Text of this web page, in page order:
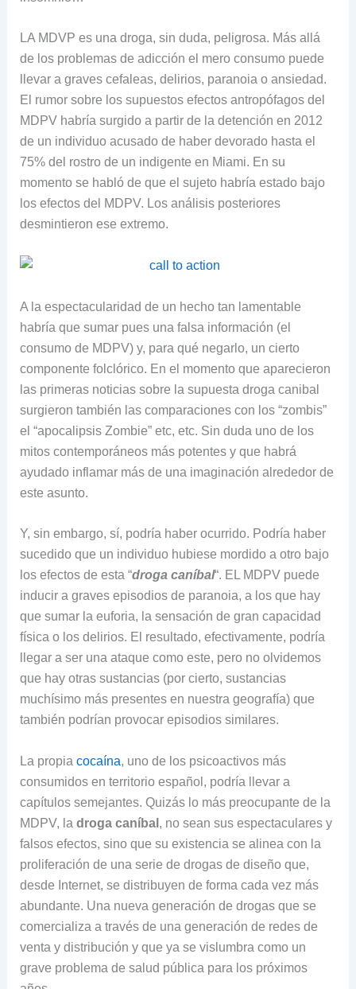
LA MDVP es una droga, sin duda, peligrosa. Más allá
de los problemas de adicción el mero consumo puede
llevar a graves cefaleas, delirios, paranoia o ansiedad.
El rumor sobre los supuestos efectos antropófagos del
MDPV habría surgido a partir de la detención en 2012
de un individuo acusado de haber devorado hasta el
75% del rostro de un indigente en Miami. En su
momento se habló de que el sujeto habría estado bajo
los efectos del MDPV. Los análisis posteriores
desmintieron ese extremo.
A la espectacularidad de un hecho tan lamentable
habría que sumar pues una falsa información (el
consumo de MDPV) y, para qué negarlo, un cierto
componente folclórico. En el momento que aparecieron
las primeras noticias sobre la supuesta droga canibal
surgieron también las comparaciones con los “zombis”
el “apocalipsis Zombie” etc, etc. Sin duda uno de los
mitos contemporáneos más potentes y que habrá
ayudado inflamar más de una imaginación alrededor de
este asunto.
Y, sin embargo, sí, podría haber ocurrido. Podría haber
sucedido que un individuo hubiese mordido a otro bajo
los efectos de esta “droga caníbal“. EL MDPV puede
inducir a graves episodios de paranoia, a los que hay
que sumar la euforia, la sensación de gran capacidad
física o los delirios. El resultado, efectivamente, podría
llegar a ser una ataque como este, pero no olvidemos
que hay otras sustancias (por cierto, sustancias
muchísimo más presentes en nuestra geografía) que
también podrían provocar episodios similares.
La propia cocaína, uno de los psicoactivos más
consumidos en territorio español, podría llevar a
capítulos semejantes. Quizás lo más preocupante de la
MDPV, la droga caníbal , no sean sus espectaculares y
falsos efectos, sino que su existencia se alinea con la
proliferación de una serie de drogas de diseño que,
desde Internet, se distribuyen de forma cada vez más
abundante. Una nueva generación de drogas que se
comercializa a través de una generación de redes de
venta y distribución y que ya se vislumbra como un
grave problema de salud pública para los próximos